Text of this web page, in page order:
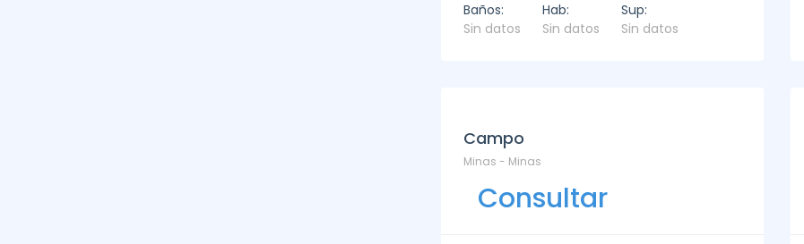
Baños:
Sin datos
Hab:
Sin datos
Sup:
Sin datos
Campo
Minas - Minas
Consultar